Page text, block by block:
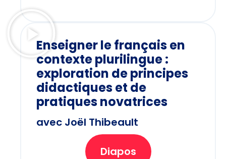
Enseigner le français en
contexte plurilingue :
exploration de principes
didactiques et de
pratiques novatrices
avec Joël Thibeault
Diapos